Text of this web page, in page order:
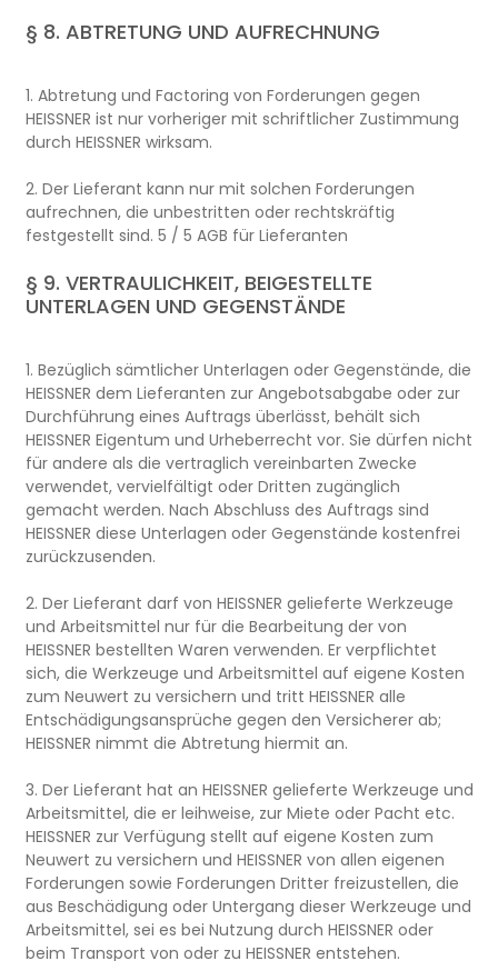
§ 8. ABTRETUNG UND AUFRECHNUNG
1. Abtretung und Factoring von Forderungen gegen
HEISSNER ist nur vorheriger mit schriftlicher Zustimmung
durch HEISSNER wirksam.
2. Der Lieferant kann nur mit solchen Forderungen
aufrechnen, die unbestritten oder rechtskräftig
festgestellt sind. 5 / 5 AGB für Lieferanten
§ 9. VERTRAULICHKEIT, BEIGESTELLTE
UNTERLAGEN UND GEGENSTÄNDE
1. Bezüglich sämtlicher Unterlagen oder Gegenstände, die
HEISSNER dem Lieferanten zur Angebotsabgabe oder zur
Durchführung eines Auftrags überlässt, behält sich
HEISSNER Eigentum und Urheberrecht vor. Sie dürfen nicht
für andere als die vertraglich vereinbarten Zwecke
verwendet, vervielfältigt oder Dritten zugänglich
gemacht werden. Nach Abschluss des Auftrags sind
HEISSNER diese Unterlagen oder Gegenstände kostenfrei
zurückzusenden.
2. Der Lieferant darf von HEISSNER gelieferte Werkzeuge
und Arbeitsmittel nur für die Bearbeitung der von
HEISSNER bestellten Waren verwenden. Er verpflichtet
sich, die Werkzeuge und Arbeitsmittel auf eigene Kosten
zum Neuwert zu versichern und tritt HEISSNER alle
Entschädigungsansprüche gegen den Versicherer ab;
HEISSNER nimmt die Abtretung hiermit an.
3. Der Lieferant hat an HEISSNER gelieferte Werkzeuge und
Arbeitsmittel, die er leihweise, zur Miete oder Pacht etc.
HEISSNER zur Verfügung stellt auf eigene Kosten zum
Neuwert zu versichern und HEISSNER von allen eigenen
Forderungen sowie Forderungen Dritter freizustellen, die
aus Beschädigung oder Untergang dieser Werkzeuge und
Arbeitsmittel, sei es bei Nutzung durch HEISSNER oder
beim Transport von oder zu HEISSNER entstehen.